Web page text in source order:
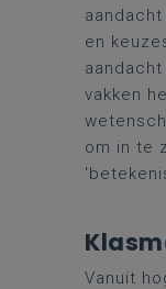
en
vakken
om in te
Vanuit